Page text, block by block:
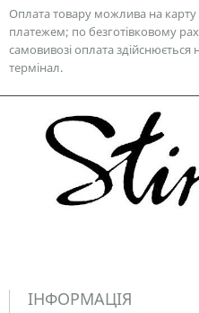
Оплата товару можлива на
платежем; по безготівковому
самовивозі оплата здійснюється
термінал.
ІНФОРМАЦІЯ